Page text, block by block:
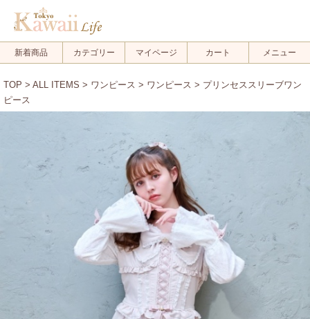
新着商品 カテゴリー マイページ カート メニュー
TOP > ALL ITEMS > ワンピース > ワンピース > プリンセススリーブワン
ピース